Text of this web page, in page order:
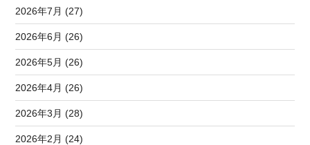
2026年7月 (27)
2026年6月 (26)
2026年5月 (26)
2026年4月 (26)
2026年3月 (28)
2026年2月 (24)